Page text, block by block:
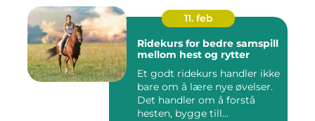
11. feb
Ridekurs for bedre samspill
mellom hest og rytter
Et godt ridekurs handler ikke
bare om å lære nye øvelser.
Det handler om å forstå
hesten, bygge till...